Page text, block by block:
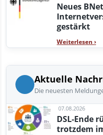
Neues
gestärkt
Weiterlesen ›
Aktuelle
Die neuesten
07.08.2026
DSL-Ende
trotzdem